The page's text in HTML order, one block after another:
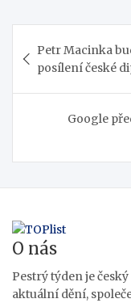
pro
příspěvek
Petr Macinka
posílení české
Google
O nás
Pestrý týden je
aktuální dění,